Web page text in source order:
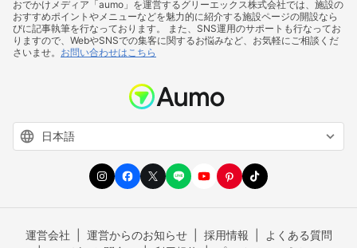
おでかけメディア「aumo」を運営するグリーエックス株式会社では、施設の
おすすめポイントやメニューなどを魅力的に紹介する施設ページの開設なら
びに記事執筆を行なっております。 また、SNS運用のサポートも行なってお
りますので、WebやSNSでの集客に関するお悩みなど、お気軽にご相談くだ
さいませ。 お問い合わせはこちら
運営会社 運営からのお知らせ 採用情報
よくある質問